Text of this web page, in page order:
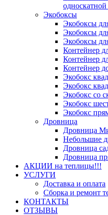
Экобоксы
Экобоксы
Экобоксы
Экобоксы
Контейнер
Контейнер
Контейнер
Экобокс
Экобокс
Экобокс со
Экобокс
Экобокс
Дровница
Дровница
Небольшие
Дровница
Дровница
АКЦИИ на теплицы!!!
УСЛУГИ
Доставка и оплата
Сборка и ремонт
КОНТАКТЫ
ОТЗЫВЫ